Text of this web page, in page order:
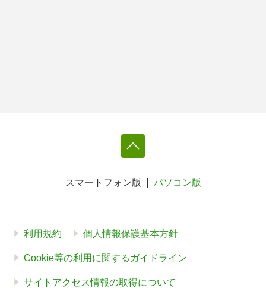
スマートフォン版 パソコン版
利用規約 個人情報保護基本方針
Cookie等の利用に関するガイドライン
サイトアクセス情報の取得について